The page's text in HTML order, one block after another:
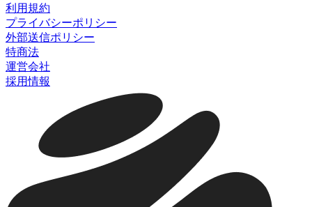
利用規約
プライバシーポリシー
外部送信ポリシー
特商法
運営会社
採用情報